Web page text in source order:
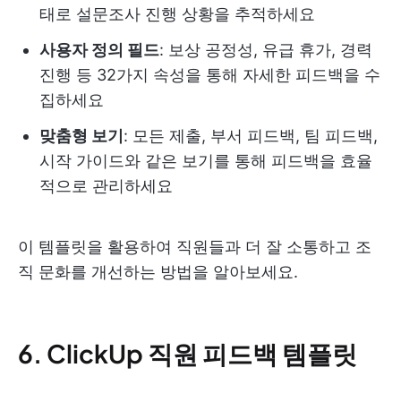
태로 설문조사 진행 상황을 추적하세요
사용자 정의 필드: 보상 공정성, 유급 휴가, 경력
진행 등 32가지 속성을 통해 자세한 피드백을 수
집하세요
맞춤형 보기: 모든 제출, 부서 피드백, 팀 피드백,
시작 가이드와 같은 보기를 통해 피드백을 효율
적으로 관리하세요
이 템플릿을 활용하여 직원들과 더 잘 소통하고 조
직 문화를 개선하는 방법을 알아보세요.
6. ClickUp 직원 피드백 템플릿